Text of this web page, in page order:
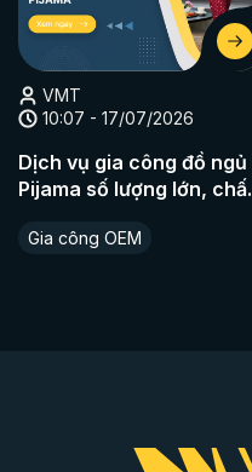
VMT
10:07 - 17/07/2026
Dịch vụ gia công đồ ngủ
Pijama số lượng lớn, chất
Gia công OEM